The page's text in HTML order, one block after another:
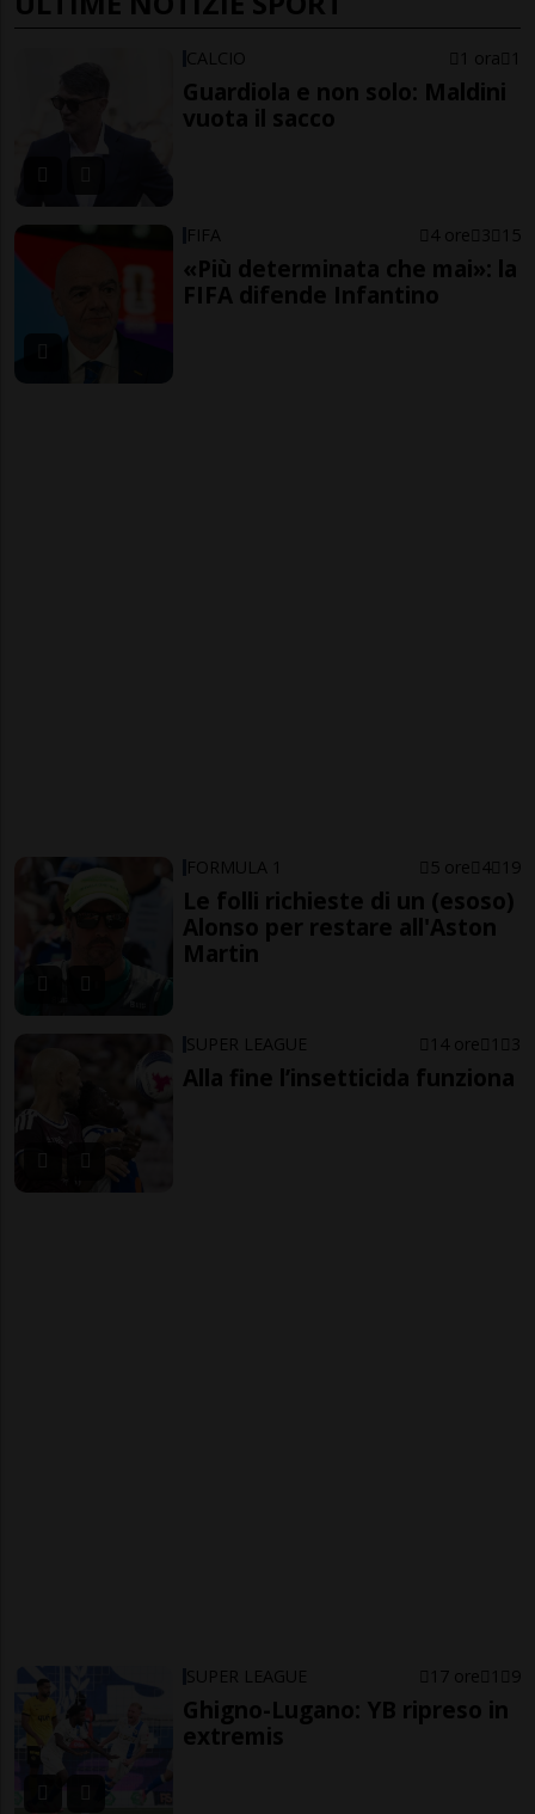
CALCIO 1 ora 1
Guardiola e non solo: Maldini
vuota il sacco
FIFA 4 ore 3 15
«Più determinata che mai»: la
FIFA difende Infantino
FORMULA 1 5 ore 4 19
Le folli richieste di un (esoso)
Alonso per restare all'Aston
Martin
SUPER LEAGUE 14 ore 1 3
Alla fine l’insetticida funziona
SUPER LEAGUE 17 ore 1 9
Ghigno-Lugano: YB ripreso in
extremis